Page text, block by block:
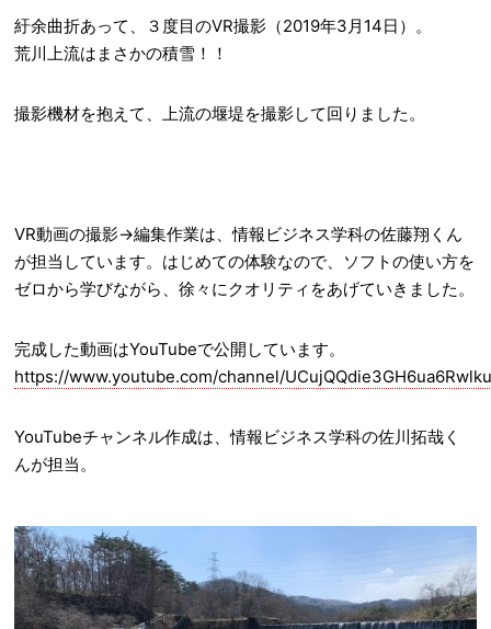
紆余曲折あって、３度目のVR撮影（2019年3月14日）。
荒川上流はまさかの積雪！！
撮影機材を抱えて、上流の堰堤を撮影して回りました。
VR動画の撮影→編集作業は、情報ビジネス学科の佐藤翔くん
が担当しています。はじめての体験なので、ソフトの使い方を
ゼロから学びながら、徐々にクオリティをあげていきました。
完成した動画はYouTubeで公開しています。
https://www.youtube.com/channel/
YouTubeチャンネル作成は、情報ビジネス学科の佐川拓哉く
んが担当。